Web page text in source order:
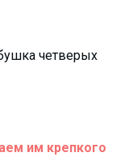
четверых
им крепкого